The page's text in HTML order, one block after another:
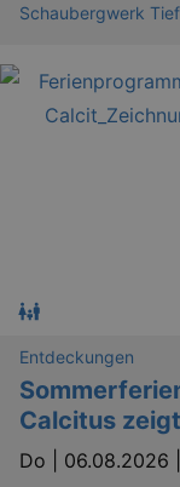
Schaubergwerk
Entdeckungen
Calcitus
Do | 06.08.2026